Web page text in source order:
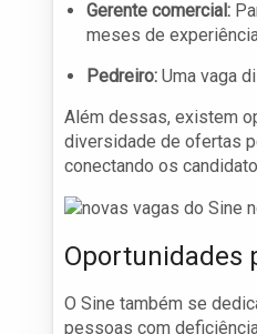
Gerente comercial:
meses de
Pedreiro: Uma vaga
Além dessas, existem
diversidade de ofertas
conectando os
Oportunidades
O Sine também se
pessoas com